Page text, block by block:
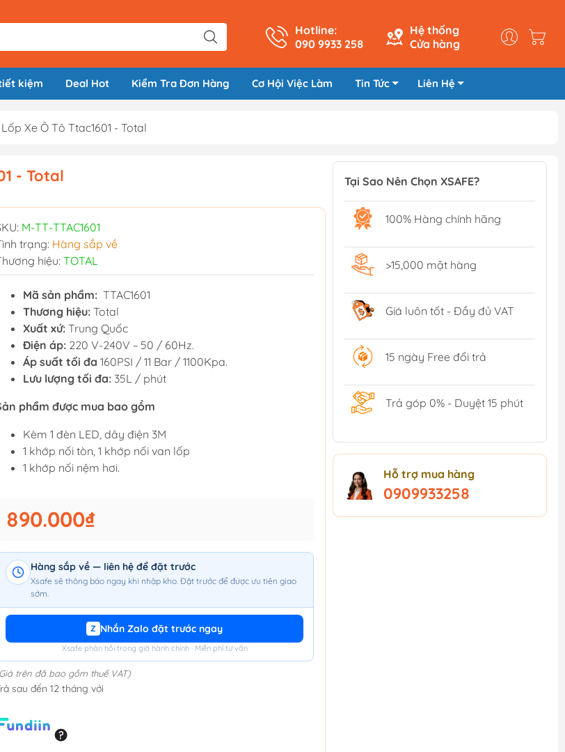
Hotline:
090 9933 258
Hệ thống
Cửa hàng
kiệm Deal Hot Kiểm Tra Đơn Hàng Cơ Hội Việc Làm Tin Tức Liên Hệ
Xe Ô Tô Ttac1601 - Total
- Total
M-TT-TTAC1601
trạng: Hàng sắp về
hiệu: TOTAL
Mã sản phẩm: TTAC1601
Thương hiệu: Total
Xuất xứ: Trung Quốc
Điện áp: 220 V-240V ~ 50 / 60Hz.
Áp suất tối đa 160PSI / 11 Bar / 1100Kpa.
Lưu lượng tối đa: 35L / phút
phẩm được mua bao gồm
Kèm 1 đèn LED, dây điện 3M
1 khớp nối tòn, 1 khớp nối van lốp
1 khớp nối nệm hơi.
890.000₫
Hàng sắp về — liên hệ để đặt trước
Xsafe sẽ thông báo ngay khi nhập kho. Đặt trước để được ưu tiên giao
sớm.
Z Nhắn Zalo đặt trước ngay
Xsafe phản hồi trong giờ hành chính · Miễn phí tư vấn
trên đã bao gồm thuế VAT)
sau đến 12 tháng với
Tại Sao Nên Chọn XSAFE?
100% Hàng chính hãng
>15,000 mặt hàng
Giá luôn tốt - Đầy đủ VAT
15 ngày Free đổi trả
Trả góp 0% - Duyệt 15 phút
Hỗ trợ mua hàng
0909933258